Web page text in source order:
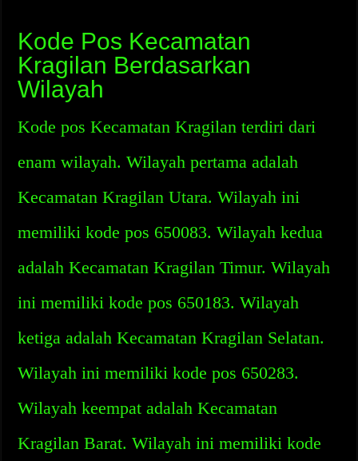
Kode Pos Kecamatan
Kragilan Berdasarkan
Wilayah
Kode pos Kecamatan Kragilan terdiri dari
enam wilayah. Wilayah pertama adalah
Kecamatan Kragilan Utara. Wilayah ini
memiliki kode pos 650083. Wilayah kedua
adalah Kecamatan Kragilan Timur. Wilayah
ini memiliki kode pos 650183. Wilayah
ketiga adalah Kecamatan Kragilan Selatan.
Wilayah ini memiliki kode pos 650283.
Wilayah keempat adalah Kecamatan
Kragilan Barat. Wilayah ini memiliki kode